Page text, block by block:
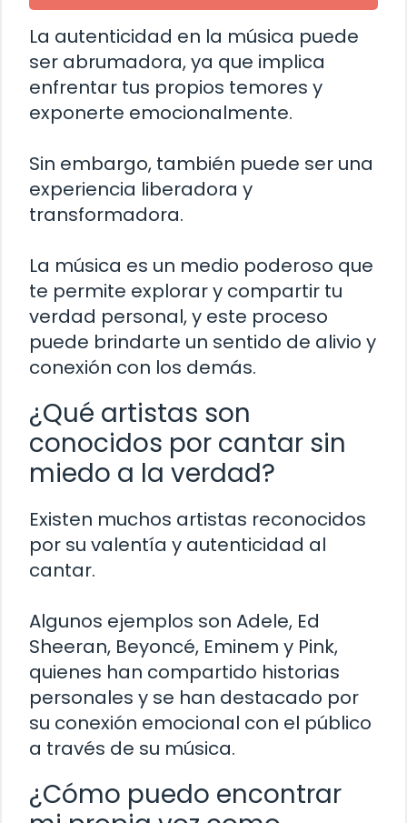
La autenticidad en la música puede
ser abrumadora, ya que implica
enfrentar tus propios temores y
exponerte emocionalmente.
Sin embargo, también puede ser una
experiencia liberadora y
transformadora.
La música es un medio poderoso que
te permite explorar y compartir tu
verdad personal, y este proceso
puede brindarte un sentido de alivio y
conexión con los demás.
¿Qué artistas son
conocidos por cantar sin
miedo a la verdad?
Existen muchos artistas reconocidos
por su valentía y autenticidad al
cantar.
Algunos ejemplos son Adele, Ed
Sheeran, Beyoncé, Eminem y Pink,
quienes han compartido historias
personales y se han destacado por
su conexión emocional con el público
a través de su música.
¿Cómo puedo encontrar